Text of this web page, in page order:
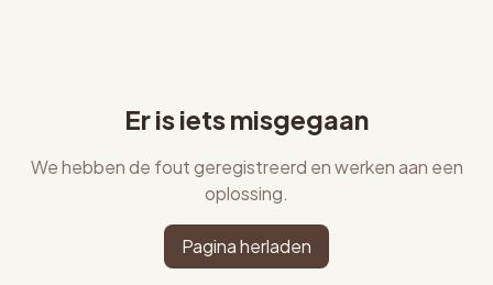
Er is iets misgegaan
We hebben de fout geregistreerd en werken aan een
oplossing.
Pagina herladen